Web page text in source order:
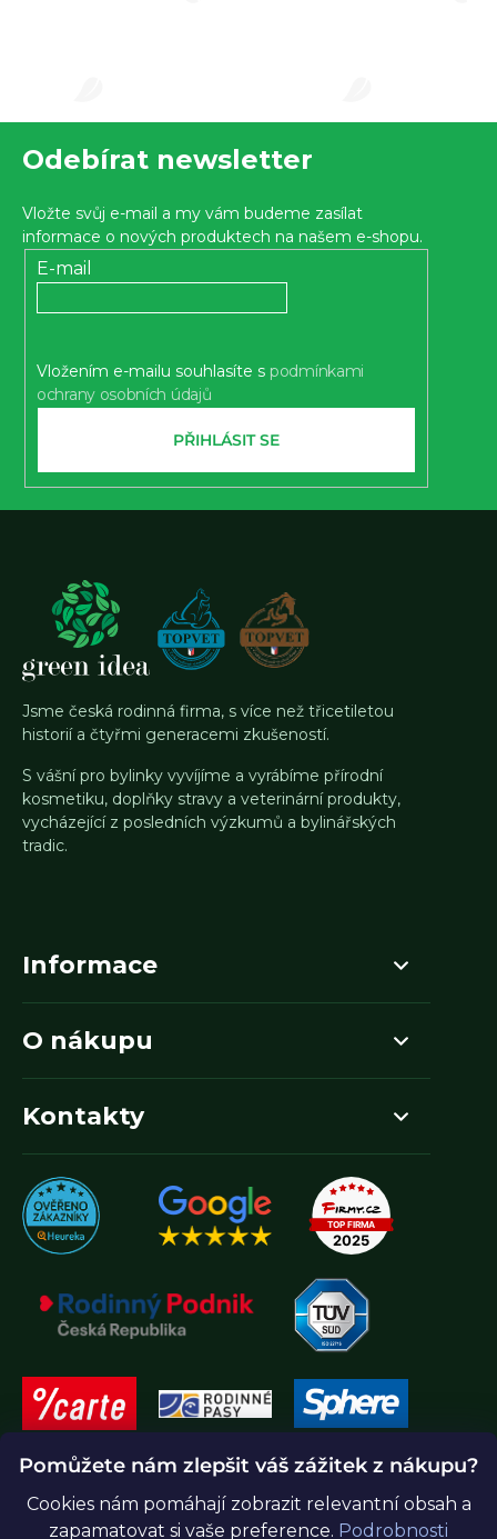
Pomůžete nám zlepšit váš zážitek z nákupu?
Cookies nám pomáhají zobrazit relevantní obsah a
zapamatovat si vaše preference. Podrobnosti
Odebírat newsletter
Vložte svůj e-mail a my vám budeme zasílat
informace o nových produktech na našem e-shopu.
E-mail
Vložením e-mailu souhlasíte s podmínkami
ochrany osobních údajů
PŘIHLÁSIT SE
Jsme česká rodinná firma, s více než třicetiletou
historií a čtyřmi generacemi zkušeností.
S vášní pro bylinky vyvíjíme a vyrábíme přírodní
kosmetiku, doplňky stravy a veterinární produkty,
vycházející z posledních výzkumů a bylinářských
tradic.
Informace
O nákupu
Kontakty